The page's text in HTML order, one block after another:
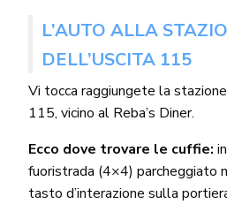
L’AUTO ALLA
DELL’USCITA 115
Vi tocca raggiungete la
115, vicino al Reba’s Diner.
Ecco dove trovare le cuffie:
fuoristrada (4×4) parcheggiato
tasto d’interazione sulla